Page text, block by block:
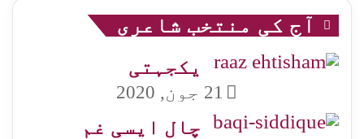
آج کی منتخب شاعری
یکجہتی
21 جون, 2020
چال ایسی غم